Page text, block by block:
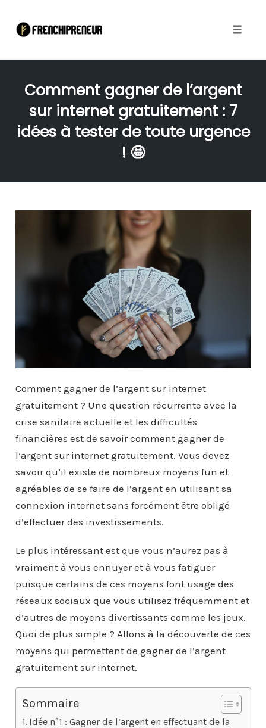
contentComment gagner de l’argent
sur internet gratuitement : 7
idées à tester de toute urgence
! 🤩
Comment gagner de l’argent sur internet
gratuitement ? Une question récurrente avec la
crise sanitaire actuelle et les difficultés
financières est de savoir comment gagner de
l’argent sur internet gratuitement. Vous devez
savoir qu’il existe de nombreux moyens fun et
agréables de se faire de l’argent en utilisant sa
connexion internet sans forcément être obligé
d’effectuer des investissements.
Le plus intéressant est que vous n’aurez pas à
vraiment à vous ennuyer et à vous fatiguer
puisque certains de ces moyens font usage des
réseaux sociaux que vous utilisez fréquemment et
d’autres de moyens divertissants comme les jeux.
Quoi de plus simple ? Allons à la découverte de ces
moyens qui permettent de gagner de l’argent
gratuitement sur internet.
Sommaire
Idée n°1 : Gagner de l’argent en effectuant de la